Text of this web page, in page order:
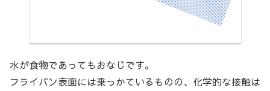
水が食物であってもおなじです。
フライパン表面には乗っかているものの、化学的な接触は